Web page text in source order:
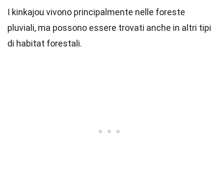
I kinkajou vivono principalmente nelle foreste
pluviali, ma possono essere trovati anche in altri tipi
di habitat forestali.